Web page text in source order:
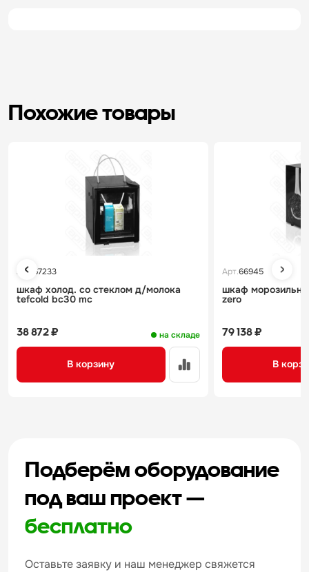
Похожие товары
Арт. 67233
шкаф холод. со стеклом д/молока
tefcold bc30 mc
на складе
38 872 ₽
В корзину
Арт.66945
шкаф
zero
79 138 ₽
В
Подберём оборудование
под ваш проект —
бесплатно
Оставьте заявку и наш менеджер свяжется